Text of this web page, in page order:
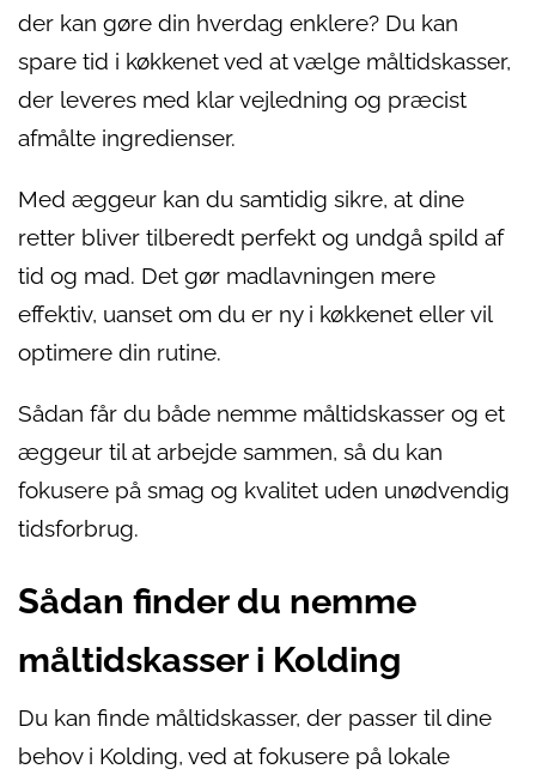
der kan gøre din hverdag enklere? Du kan
spare tid i køkkenet ved at vælge måltidskasser,
der leveres med klar vejledning og præcist
afmålte ingredienser.
Med æggeur kan du samtidig sikre, at dine
retter bliver tilberedt perfekt og undgå spild af
tid og mad. Det gør madlavningen mere
effektiv, uanset om du er ny i køkkenet eller vil
optimere din rutine.
Sådan får du både nemme måltidskasser og et
æggeur til at arbejde sammen, så du kan
fokusere på smag og kvalitet uden unødvendig
tidsforbrug.
Sådan finder du nemme
måltidskasser i Kolding
Du kan finde måltidskasser, der passer til dine
behov i Kolding, ved at fokusere på lokale